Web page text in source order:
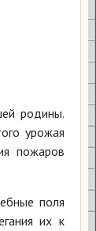
родины.
урожая
пожаров
поля
их к